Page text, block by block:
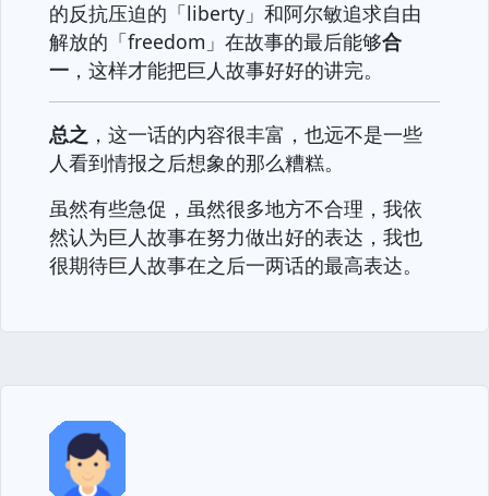
的反抗压迫的「liberty」和阿尔敏追求自由
解放的「freedom」在故事的最后能够合
一 ，这样才能把巨人故事好好的讲完。
总之 ，这一话的内容很丰富，也远不是一些
人看到情报之后想象的那么糟糕。
虽然有些急促，虽然很多地方不合理，我依
然认为巨人故事在努力做出好的表达，我也
很期待巨人故事在之后一两话的最高表达。